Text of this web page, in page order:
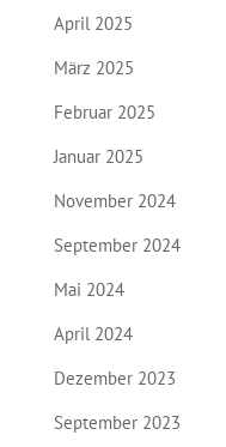
April 2025
März 2025
Februar 2025
Januar 2025
November 2024
September 2024
Mai 2024
April 2024
Dezember 2023
September 2023